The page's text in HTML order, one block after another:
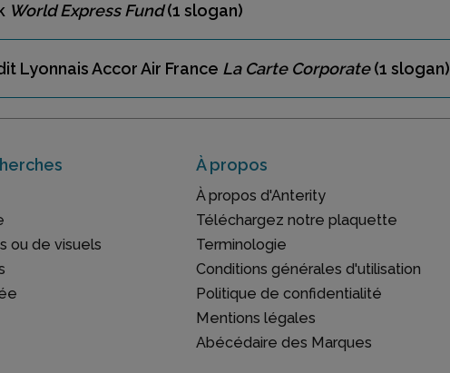
World Express Fund(1 slogan)
Lyonnais Accor Air France La Carte Corporate(1 slogan)
ou de visuels
À propos
À propos d'Anterity
Téléchargez notre plaquette
Terminologie
Conditions générales d'utilisation
Politique de confidentialité
Mentions légales
Abécédaire des Marques